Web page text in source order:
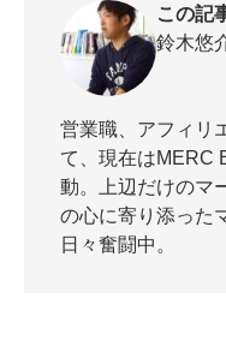
この記
鈴木悠
営業職、アフィリ
て、現在はMERC
動。上辺だけのマ
の心に寄り添った
日々奮闘中。